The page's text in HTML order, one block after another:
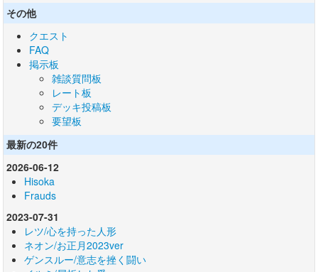
その他
クエスト
FAQ
掲示板
雑談質問板
レート板
デッキ投稿板
要望板
最新の20件
2026-06-12
Hisoka
Frauds
2023-07-31
レツ/心を持った人形
ネオン/お正月2023ver
ゲンスルー/意志を挫く闘い